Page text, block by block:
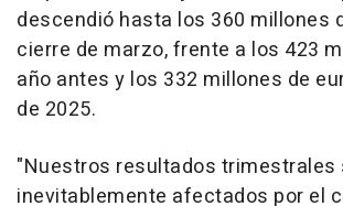
descendió hasta los 360 millones
cierre de marzo, frente a los 423
año antes y los 332 millones de
de 2025.
"Nuestros resultados trimestrales
inevitablemente afectados por el